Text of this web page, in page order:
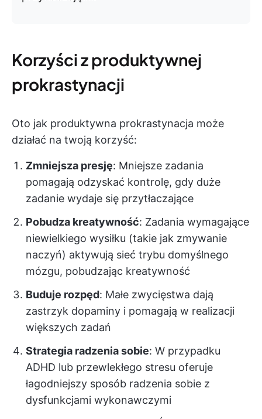
Korzyści z produktywnej
prokrastynacji
Oto jak produktywna prokrastynacja może
działać na twoją korzyść:
Zmniejsza presję: Mniejsze zadania
pomagają odzyskać kontrolę, gdy duże
zadanie wydaje się przytłaczające
Pobudza kreatywność: Zadania wymagające
niewielkiego wysiłku (takie jak zmywanie
naczyń) aktywują sieć trybu domyślnego
mózgu, pobudzając kreatywność
Buduje rozpęd: Małe zwycięstwa dają
zastrzyk dopaminy i pomagają w realizacji
większych zadań
Strategia radzenia sobie: W przypadku
ADHD lub przewlekłego stresu oferuje
łagodniejszy sposób radzenia sobie z
dysfunkcjami wykonawczymi